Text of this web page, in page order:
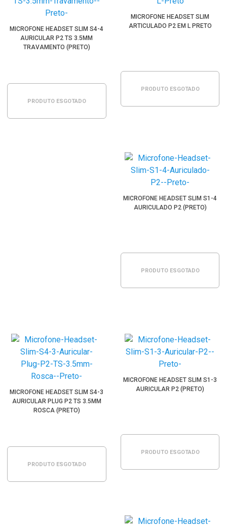
MICROFONE HEADSET SLIM S4-4
AURICULAR P2 TS 3.5MM
TRAVAMENTO (PRETO)
PRODUTO ESGOTADO
MICROFONE HEADSET SLIM
ARTICULADO P2 EM L PRETO
PRODUTO ESGOTADO
MICROFONE HEADSET SLIM S1-4
AURICULADO P2 (PRETO)
PRODUTO ESGOTADO
MICROFONE HEADSET SLIM S4-3
AURICULAR PLUG P2 TS 3.5MM
ROSCA (PRETO)
PRODUTO ESGOTADO
MICROFONE HEADSET SLIM S1-3
AURICULAR P2 (PRETO)
PRODUTO ESGOTADO